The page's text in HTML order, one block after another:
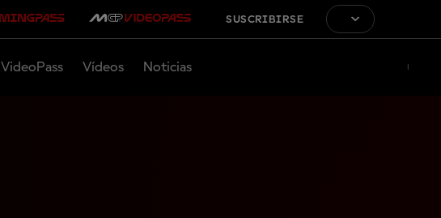
SUSCRIBIRSE
VideoPass Vídeos Noticias